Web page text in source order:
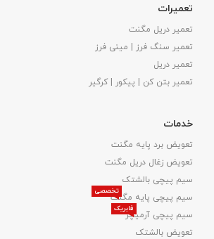
تعمیرات
تعمیر دریل مگنت
تعمیر سنگ فرز | مینی فرز
تعمیر دریل
تعمیر بتن کن | پیکور | کرگیر
خدمات
تعویض برد پایه مگنت
تعویض زغال دریل مگنت
سیم پیچی بالشتک
سیم پیچی پایه مگنت
تخصصی
سیم پیچی آرمیچر
فابریک
تعویض بالشتک​